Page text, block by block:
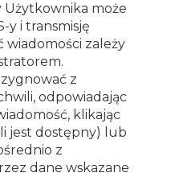
może
y i transmisję
wiadomości zależy
z
odpowiadając
klikając
jest dostępny) lub
z
dane wskazane